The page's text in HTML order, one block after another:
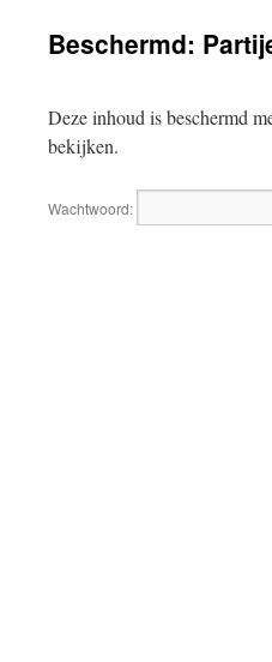
Beschermd:
Deze inhoud is beschermd
bekijken.
Wachtwoord: